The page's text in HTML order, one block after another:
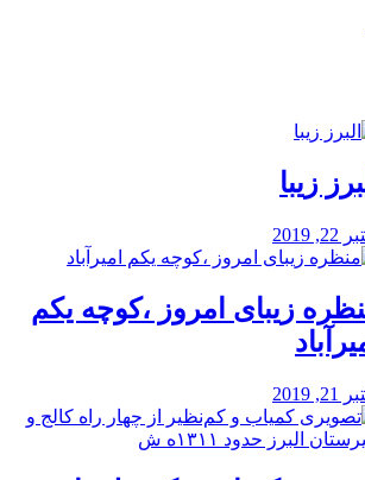
زیبا
2019
زیبای امروز ،کوچه یکم
2019